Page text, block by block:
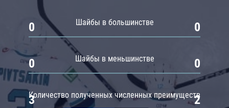
Шайбы в большинстве
0 0
Шайбы в меньшинстве
0 0
Количество полученных численных преимуществ
3 2